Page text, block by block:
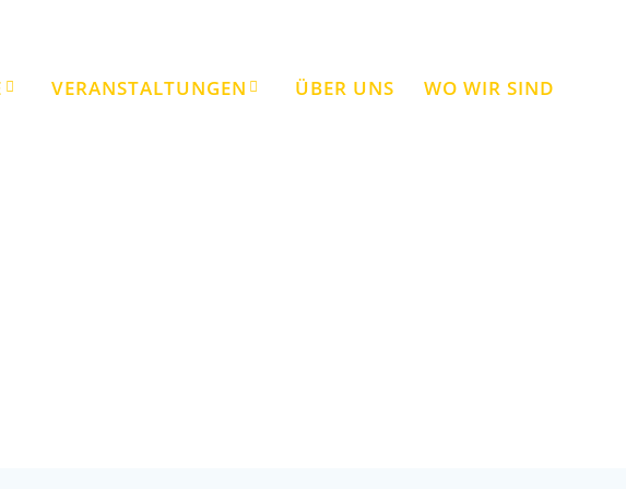
VERANSTALTUNGEN ÜBER UNS WO WIR SIND